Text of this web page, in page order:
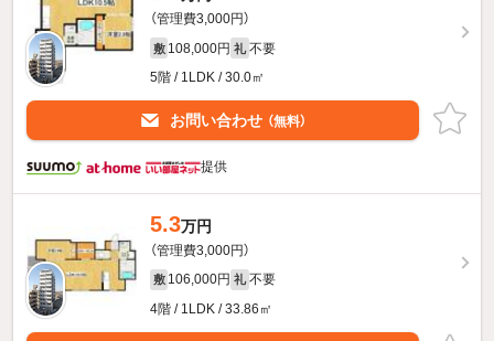
（管理費3,000円）
敷 108,000円 礼 不要
5階 / 1LDK / 30.0㎡
お問い合わせ （無料）
提供
5.3万円
（管理費3,000円）
敷 106,000円 礼 不要
4階 / 1LDK / 33.86㎡